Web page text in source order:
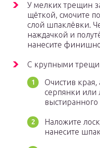
У мелких трещин
щёткой, смочите
слой шпаклёвки.
наждачкой и
нанесите
С крупными
Очистив
серпянки или
Наложите
нанесите